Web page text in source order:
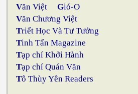
Văn Việt Gió-O
Văn Chương Việt
Triết Học Và Tư Tưởng
Tinh Tấn Magazine
Tạp chí Khởi Hành
Tạp chí Quán Văn
Tô Thùy Yên Readers